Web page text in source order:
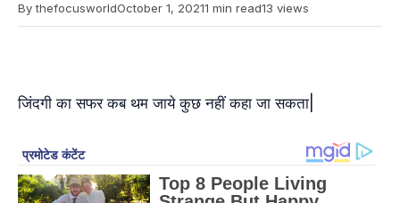
By thefocusworldOctober 1, 20211 min read13 views
जिंदगी का सफर कब थम जाये कुछ नहीं कहा जा सकता|